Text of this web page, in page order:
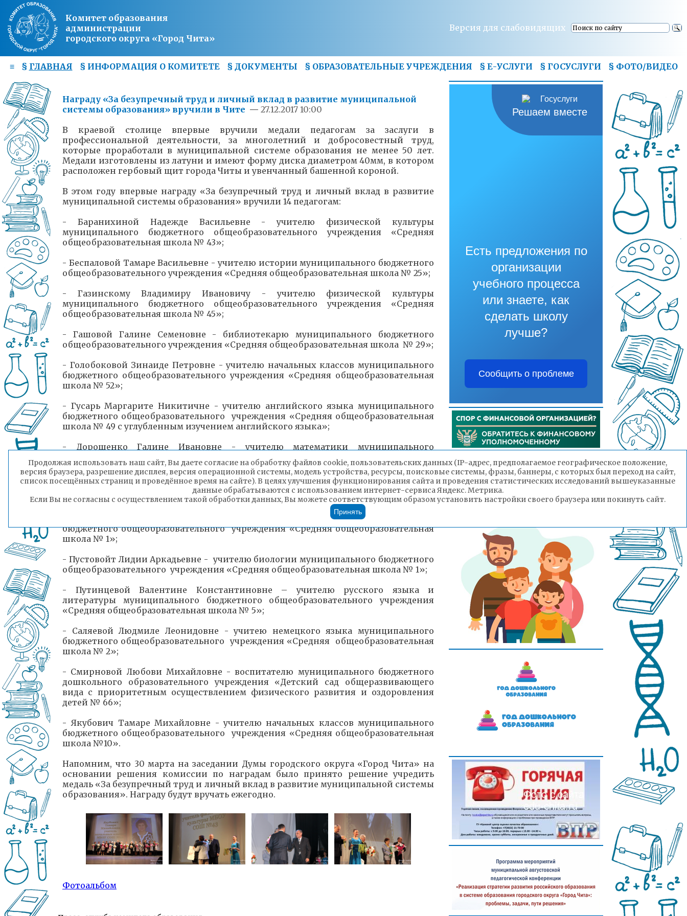
Комитет образования
администрации
городского округа «Город Чита»
Версия для слабовидящих
≡ § ГЛАВНАЯ § ИНФОРМАЦИЯ О КОМИТЕТЕ § ДОКУМЕНТЫ § ОБРАЗОВАТЕЛЬНЫЕ УЧРЕЖДЕНИЯ § Е-УСЛУГИ § ГОСУСЛУГИ § ФОТО/ВИДЕО
Награду «За безупречный труд и личный вклад в развитие муниципальной
системы образования» вручили в Чите — 27.12.2017 10:00
В краевой столице впервые вручили медали педагогам за заслуги в
профессиональной деятельности, за многолетний и добросовестный труд,
которые проработали в муниципальной системе образования не менее 50 лет.
Медали изготовлены из латуни и имеют форму диска диаметром 40мм, в котором
расположен гербовый щит города Читы и увенчанный башенной короной.
В этом году впервые награду «За безупречный труд и личный вклад в развитие
муниципальной системы образования» вручили 14 педагогам:
- Баранихиной Надежде Васильевне - учителю физической культуры
муниципального бюджетного общеобразовательного учреждения «Средняя
общеобразовательная школа № 43»;
- Беспаловой Тамаре Васильевне - учителю истории муниципального бюджетного
общеобразовательного учреждения «Средняя общеобразовательная школа № 25»;
- Газинскому Владимиру Ивановичу - учителю физической культуры
муниципального бюджетного общеобразовательного учреждения «Средняя
общеобразовательная школа № 45»;
- Гашовой Галине Семеновне - библиотекарю муниципального бюджетного
общеобразовательного учреждения «Средняя общеобразовательная школа № 29»;
- Голобоковой Зинаиде Петровне - учителю начальных классов муниципального
бюджетного общеобразовательного учреждения «Средняя общеобразовательная
школа № 52»;
- Гусарь Маргарите Никитичне - учителю английского языка муниципального
бюджетного общеобразовательного учреждения «Средняя общеобразовательная
школа № 49 с углубленным изучением английского языка»;
- Дорошенко Галине Ивановне - учителю математики муниципального
бюджетного общеобразовательного учреждения «Средняя общеобразовательная
школа № 5»;
- Засадыч Эльзе Георгиевне - учителю физики муниципального бюджетного
общеобразовательного учреждения «Средняя общеобразовательная школа № 2»;
- Ленковой Евгении Васильевне - учителю начальных классов муниципального
бюджетного общеобразовательного учреждения «Средняя общеобразовательная
школа № 1»;
- Пустовойт Лидии Аркадьевне - учителю биологии муниципального бюджетного
общеобразовательного учреждения «Средняя общеобразовательная школа № 1»;
- Путинцевой Валентине Константиновне – учителю русского языка и
литературы муниципального бюджетного общеобразовательного учреждения
«Средняя общеобразовательная школа № 5»;
- Саляевой Людмиле Леонидовне - учитею немецкого языка муниципального
бюджетного общеобразовательного учреждения «Средняя общеобразовательная
школа № 2»;
- Смирновой Любови Михайловне - воспитателю муниципального бюджетного
дошкольного образовательного учреждения «Детский сад общеразвивающего
вида с приоритетным осуществлением физического развития и оздоровления
детей № 66»;
- Якубович Тамаре Михайловне - учителю начальных классов муниципального
бюджетного общеобразовательного учреждения «Средняя общеобразовательная
школа №10».
Напомним, что 30 марта на заседании Думы городского округа «Город Чита» на
основании решения комиссии по наградам было принято решение учредить
медаль «За безупречный труд и личный вклад в развитие муниципальной системы
образования». Награду будут вручать ежегодно.
Фотоальбом
Решаем вместе
Есть предложения по
организации
учебного процесса
или знаете, как
сделать школу
лучше?
Сообщить о проблеме
Продолжая использовать наш сайт, Вы даете согласие на обработку файлов cookie, пользовательских данных (IP-адрес, предполагаемое географическое положение,
версия браузера, разрешение дисплея, версия операционной системы, модель устройства, ресурсы, поисковые системы, фразы, баннеры, с которых был переход на сайт,
список посещённых страниц и проведённое время на сайте). В целях улучшения функционирования сайта и проведения статистических исследований вышеуказанные
данные обрабатываются с использованием интернет-сервиса Яндекс. Метрика.
Если Вы не согласны с осуществлением такой обработки данных, Вы можете соответствующим образом установить настройки своего браузера или покинуть сайт.
Принять